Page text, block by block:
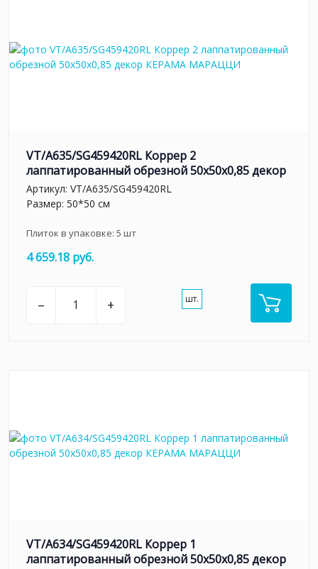
VT/A635/SG459420RL Коррер 2
лаппатированный обрезной 50x50x0,85 декор
Артикул: VT/A635/SG459420RL
Размер: 50*50 см
Плиток в упаковке: 5 шт
4 659.18 руб.
– + шт.
VT/A634/SG459420RL Коррер 1
лаппатированный обрезной 50x50x0,85 декор